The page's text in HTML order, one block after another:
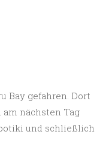
Bay gefahren. Dort
nächsten Tag
und schließlich